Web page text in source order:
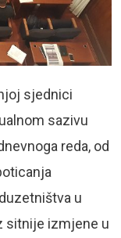
sjednici
sazivu
reda, od
u
sitnije izmjene u